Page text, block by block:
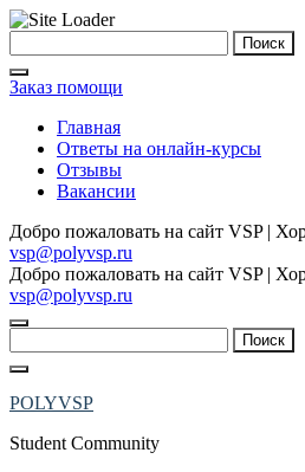
to
content
Заказ помощи
Главная
Ответы на онлайн-курсы
Отзывы
Вакансии
Добро пожаловать на сайт VSP |
vsp@polyvsp.ru
Добро пожаловать на сайт VSP |
vsp@polyvsp.ru
POLYVSP
Student Community